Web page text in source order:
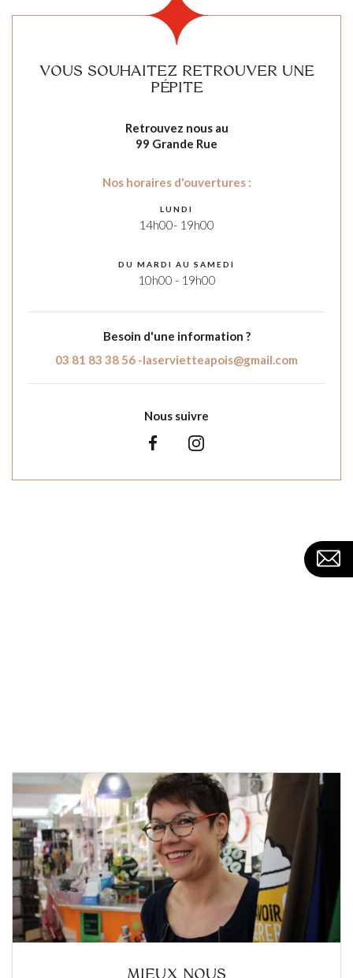
VOUS SOUHAITEZ RETROUVER UNE
PÉPITE
Retrouvez nous au
99 Grande Rue
Nos horaires d'ouvertures :
LUNDI
14h00- 19h00
DU MARDI AU SAMEDI
10h00 - 19h00
Besoin d'une information ?
03 81 83 38 56 -laservietteapois@gmail.com
Nous suivre
MIEUX NOUS